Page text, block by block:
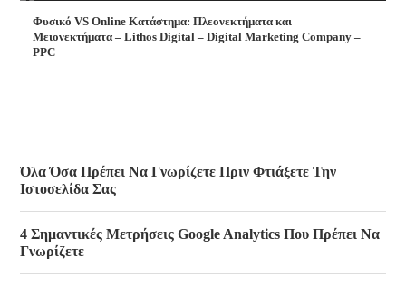
Φυσικό VS Online Κατάστημα: Πλεονεκτήματα και
Μειονεκτήματα – Lithos Digital – Digital Marketing Company –
PPC
Όλα Όσα Πρέπει Να Γνωρίζετε Πριν Φτιάξετε Την
Ιστοσελίδα Σας
4 Σημαντικές Μετρήσεις Google Analytics Που Πρέπει Να
Γνωρίζετε